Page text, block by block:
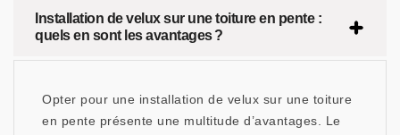
Installation de velux sur une toiture en pente :
quels en sont les avantages ?
Opter pour une installation de velux sur une toiture
en pente présente une multitude d’avantages. Le